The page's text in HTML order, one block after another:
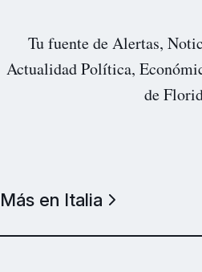
Tu fuente de Alertas,
Actualidad Política,
de
Más en Italia